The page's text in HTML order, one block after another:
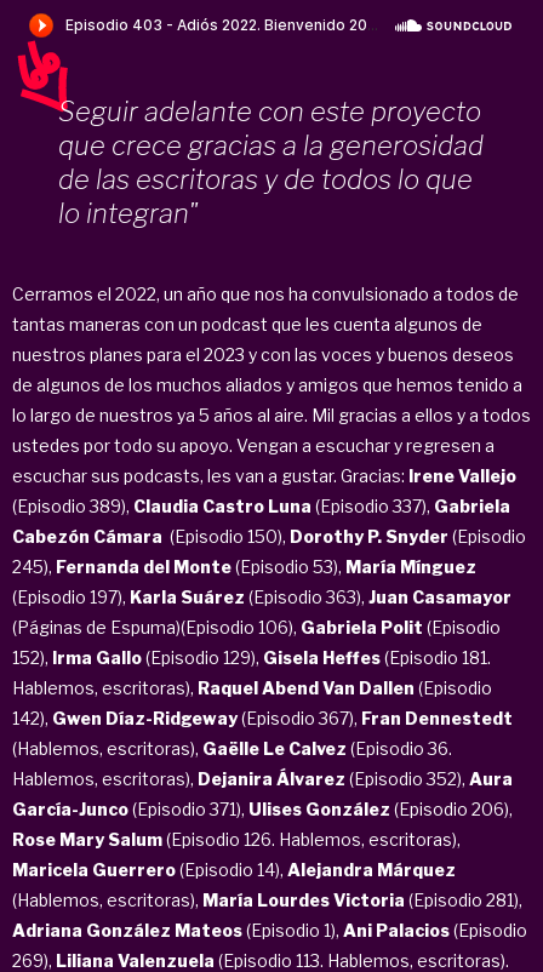
Seguir adelante con este proyecto
que crece gracias a la generosidad
de las escritoras y de todos lo que
lo integran"
Cerramos el 2022, un año que nos ha convulsionado a todos de
tantas maneras con un podcast que les cuenta algunos de
nuestros planes para el 2023 y con las voces y buenos deseos
de algunos de los muchos aliados y amigos que hemos tenido a
lo largo de nuestros ya 5 años al aire. Mil gracias a ellos y a todos
ustedes por todo su apoyo. Vengan a escuchar y regresen a
escuchar sus podcasts, les van a gustar. Gracias: Irene Vallejo
(Episodio 389), Claudia Castro Luna (Episodio 337), Gabriela
Cabezón Cámara (Episodio 150), Dorothy P. Snyder (Episodio
245), Fernanda del Monte(Episodio 53), María Mínguez
(Episodio 197), Karla Suárez (Episodio 363), Juan Casamayor
(Páginas de Espuma)(Episodio 106), Gabriela Polit (Episodio
152), Irma Gallo(Episodio 129), Gisela Heffes(Episodio 181.
Hablemos, escritoras), Raquel Abend Van Dallen (Episodio
142), Gwen Díaz-Ridgeway(Episodio 367), Fran Dennestedt
(Hablemos, escritoras), Gaëlle Le Calvez (Episodio 36.
Hablemos, escritoras), Dejanira Álvarez (Episodio 352), Aura
García-Junco(Episodio 371), Ulises González (Episodio 206),
Rose Mary Salum(Episodio 126. Hablemos, escritoras),
Maricela Guerrero(Episodio 14), Alejandra Márquez
(Hablemos, escritoras), María Lourdes Victoria (Episodio 281),
Adriana González Mateos(Episodio 1), Ani Palacios(Episodio
269), Liliana Valenzuela (Episodio 113. Hablemos, escritoras).